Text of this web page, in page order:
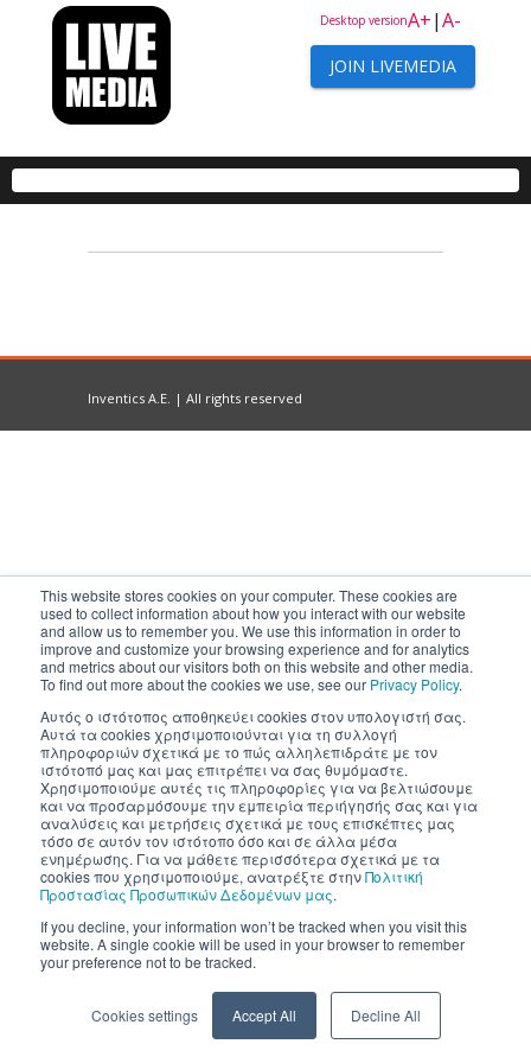
This website stores cookies on your computer. These cookies are
used to collect information about how you interact with our website
and allow us to remember you. We use this information in order to
improve and customize your browsing experience and for analytics
and metrics about our visitors both on this website and other media.
To find out more about the cookies we use, see our Privacy Policy.
Αυτός ο ιστότοπος αποθηκεύει cookies στον υπολογιστή σας.
Αυτά τα cookies χρησιμοποιούνται για τη συλλογή
πληροφοριών σχετικά με το πώς αλληλεπιδράτε με τον
ιστότοπό μας και μας επιτρέπει να σας θυμόμαστε.
Χρησιμοποιούμε αυτές τις πληροφορίες για να βελτιώσουμε
και να προσαρμόσουμε την εμπειρία περιήγησής σας και για
αναλύσεις και μετρήσεις σχετικά με τους επισκέπτες μας
τόσο σε αυτόν τον ιστότοπο όσο και σε άλλα μέσα
ενημέρωσης. Για να μάθετε περισσότερα σχετικά με τα
cookies που χρησιμοποιούμε, ανατρέξτε στηνΠολιτική
Προστασίας Προσωπικών Δεδομένων μας.
If you decline, your information won’t be tracked when you visit this
website. A single cookie will be used in your browser to remember
your preference not to be tracked.
Cookies settings Accept All Decline All
A+|A-
Desktop version
JOIN LIVEMEDIA
Inventics A.E. | All rights reserved